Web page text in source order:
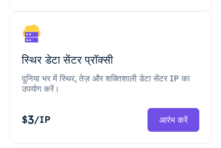
स्थिर डेटा सेंटर प्रॉक्सी
दुनिया भर में स्थिर, तेज़ और शक्तिशाली डेटा सेंटर IP का
उपयोग करें।
$3/IP आरंभ करें